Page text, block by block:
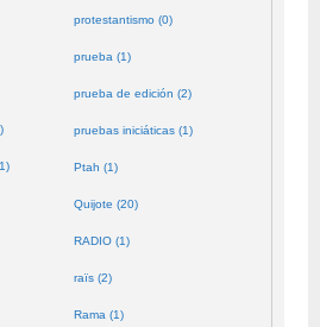
protestantismo (0)
prueba (1)
prueba de edición (2)
pruebas iniciáticas (1)
Ptah (1)
Quijote (20)
RADIO (1)
raïs (2)
Rama (1)